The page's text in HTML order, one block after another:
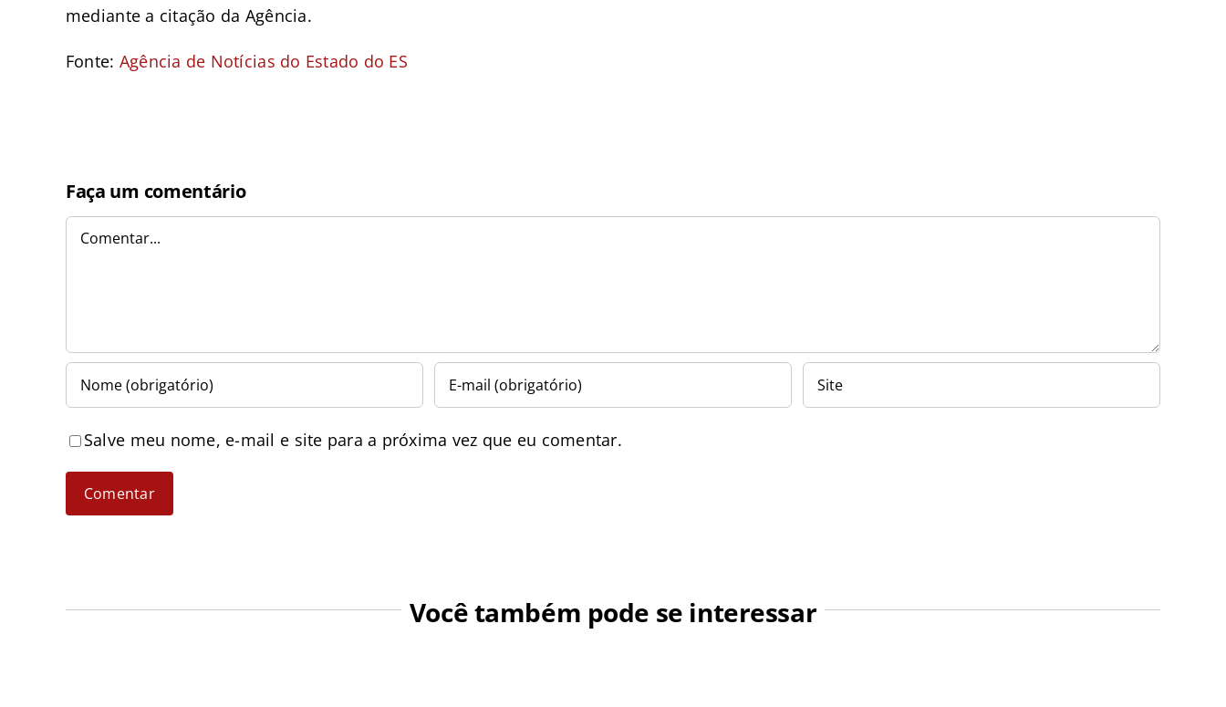
mediante a citação da Agência.
Fonte: Agência de Notícias do Estado do ES
Faça um comentário
Comentar
Salve meu nome, e-mail e site para a próxima vez que eu comentar.
Você também pode se interessar